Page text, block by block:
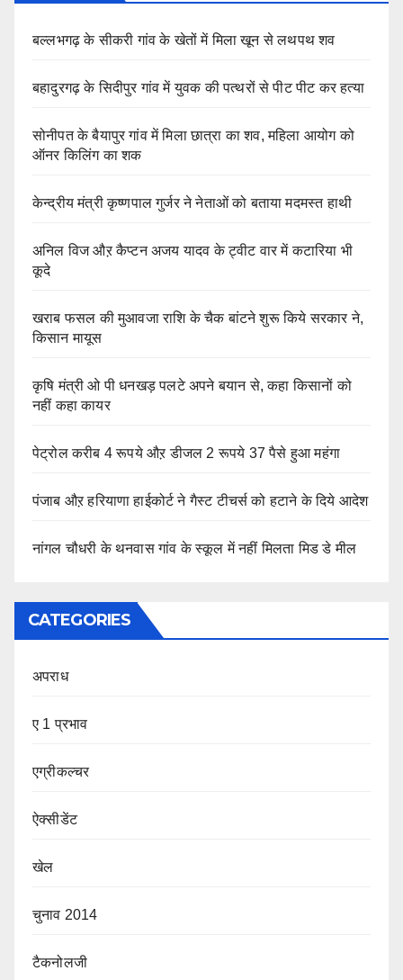
बल्लभगढ़ के सीकरी गांव के खेतों में मिला खून से लथपथ शव
बहादुरगढ़ के सिदीपुर गांव में युवक की पत्थरों से पीट पीट कर हत्या
सोनीपत के बैयापुर गांव में मिला छात्रा का शव, महिला आयोग को
ऑनर किलिंग का शक
केन्द्रीय मंत्री कृष्णपाल गुर्जर ने नेताओं को बताया मदमस्त हाथी
अनिल विज औऱ कैप्टन अजय यादव के ट्वीट वार में कटारिया भी
कूदे
खराब फसल की मुआवजा राशि के चैक बांटने शुरू किये सरकार ने,
किसान मायूस
कृषि मंत्री ओ पी धनखड़ पलटे अपने बयान से, कहा किसानों को
नहीं कहा कायर
पेट्रोल करीब 4 रूपये औऱ डीजल 2 रूपये 37 पैसे हुआ महंगा
पंजाब औऱ हरियाणा हाईकोर्ट ने गैस्ट टीचर्स को हटाने के दिये आदेश
नांगल चौधरी के थनवास गांव के स्कूल में नहीं मिलता मिड डे मील
CATEGORIES
अपराध
ए 1 प्रभाव
एग्रीकल्चर
ऐक्सीडेंट
खेल
चुनाव 2014
टैकनोलजी